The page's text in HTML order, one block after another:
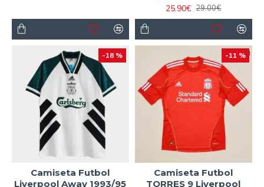
25.90€ 29.00€
-18 %
Camiseta Futbol
Liverpool Away 1993/95
-11 %
Camiseta Futbol
TORRES 9 Liverpool